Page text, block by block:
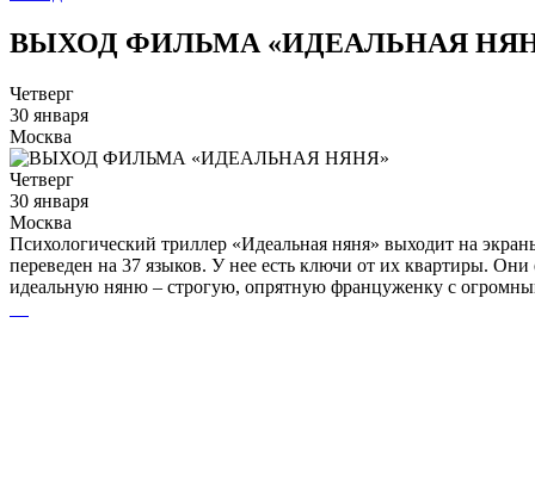
ВЫХОД ФИЛЬМА «ИДЕАЛЬНАЯ
Четверг
30 января
Москва
Четверг
30 января
Москва
Психологический триллер «Идеальная няня» выходит на
переведен на 37 языков. У нее есть ключи от их квартиры.
идеальную няню – строгую, опрятную француженку с